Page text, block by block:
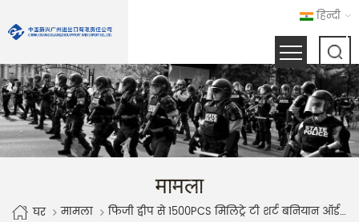
हिन्दी
मामला
घर मामला फिजी द्वीप से 1500PCS मिलिट्रे टी शर्ट बनियान ऑर्डर | Xinxingarmy.com